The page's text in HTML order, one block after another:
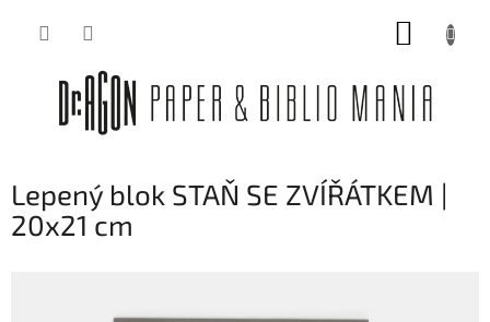
Lepený blok STAŇ SE ZVÍŘÁTKEM |
20x21 cm